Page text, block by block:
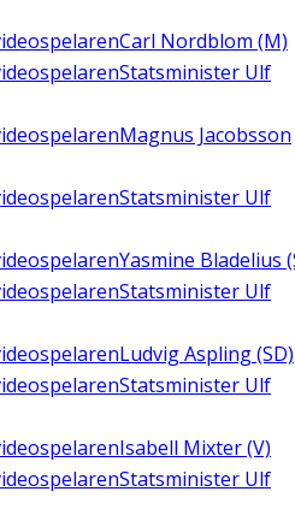
Carl Nordblom (M)
Statsminister Ulf
Magnus Jacobsson
Statsminister Ulf
Yasmine Bladelius
Statsminister Ulf
Ludvig Aspling (SD)
Statsminister Ulf
Isabell Mixter (V)
Statsminister Ulf